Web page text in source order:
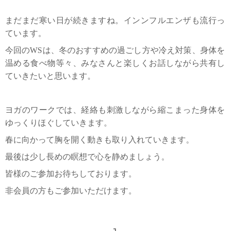
まだまだ寒い日が続きますね。インンフルエンザも流行っ
ています。
今回のWSは、冬のおすすめの過ごし方や冷え対策、身体を
温める食べ物等々、みなさんと楽しくお話しながら共有し
ていきたいと思います。
ヨガのワークでは、経絡も刺激しながら縮こまった身体を
ゆっくりほぐしていきます。
春に向かって胸を開く動きも取り入れていきます。
最後は少し長めの瞑想で心を静めましょう。
皆様のご参加お待ちしております。
非会員の方もご参加いただけます。